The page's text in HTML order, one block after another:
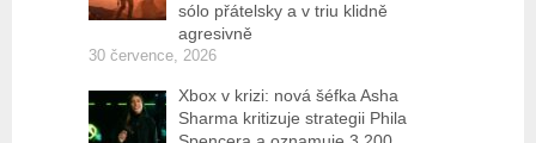
sólo přátelsky a v triu klidně
agresivně
30 července, 2026
Xbox v krizi: nová šéfka Asha
Sharma kritizuje strategii Phila